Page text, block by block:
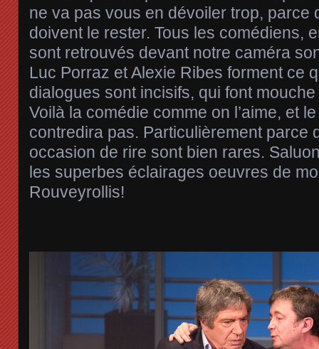
ne va pas vous en dévoiler trop, parce
doivent le rester. Tous les comédiens,
sont retrouvés devant notre caméra
Luc Porraz et Alexie Ribes forment ce
dialogues sont incisifs, qui font
Voilà la comédie comme on l’aime, et
contredira pas. Particulièrement parce
occasion de rire sont bien rares.
les superbes éclairages oeuvres de
Rouveyrollis!